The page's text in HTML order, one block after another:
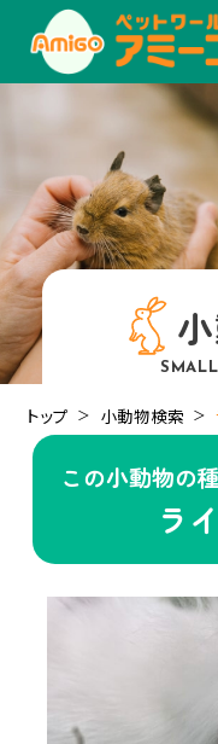
トップ 小動物検索
この小動物の
ラ